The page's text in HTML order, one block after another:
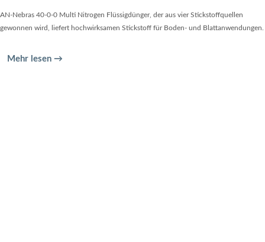
AN-Nebras 40-0-0 Multi Nitrogen Flüssigdünger, der aus vier Stickstoffquellen
gewonnen wird, liefert hochwirksamen Stickstoff für Boden- und Blattanwendungen.
Mehr lesen →